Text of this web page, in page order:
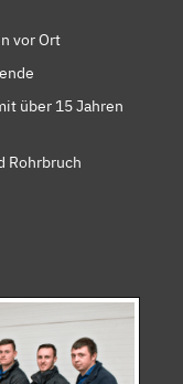
vor Ort
über 15 Jahren
Rohrbruch